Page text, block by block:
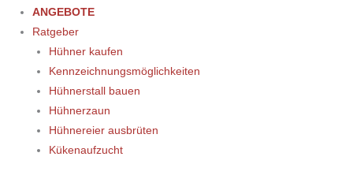
ANGEBOTE
Ratgeber
Hühner kaufen
Kennzeichnungsmöglichkeiten
Hühnerstall bauen
Hühnerzaun
Hühnereier ausbrüten
Kükenaufzucht